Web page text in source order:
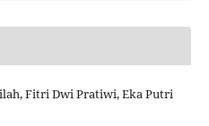
Fitri Dwi Pratiwi, Eka Putri